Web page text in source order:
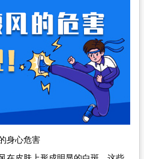
身心危害